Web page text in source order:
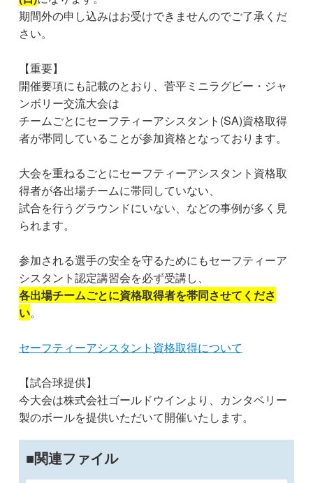
期間外の申し込みはお受けできませんのでご了承くだ
さい。
【重要】
開催要項にも記載のとおり、菅平ミニラグビー・ジャ
ンボリー交流大会は
チームごとにセーフティーアシスタント(SA)資格取得
者が帯同していることが参加資格となっております。
大会を重ねるごとにセーフティーアシスタント資格取
得者が各出場チームに帯同していない、
試合を行うグラウンドにいない、などの事例が多く見
られます。
参加される選手の安全を守るためにもセーフティーア
シスタント認定講習会を必ず受講し、
各出場チームごとに資格取得者を帯同させてくださ
い。
セーフティーアシスタント資格取得について
【試合球提供】
今大会は株式会社ゴールドウインより、カンタベリー
製のボールを提供いただいて開催いたします。
関連ファイル